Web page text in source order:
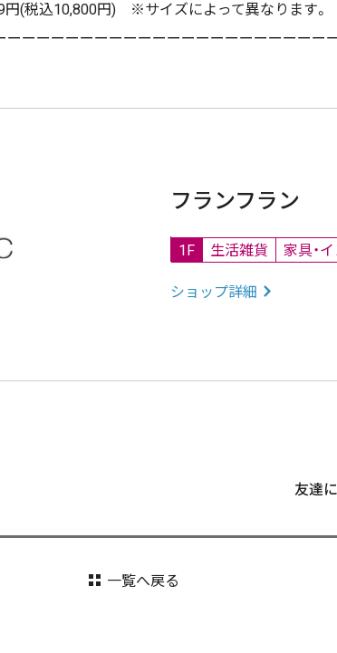
円(税込10,800円) ※サイズによって異なります。
ーーーーーーーーーーーーーーーーーーーーー
フランフラン
1F 生活雑貨 家具・
ショップ詳細
友達
一覧へ戻る